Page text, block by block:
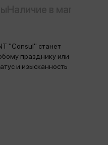
"Consul" станет
празднику или
и изысканность